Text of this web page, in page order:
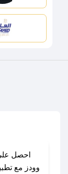
احصل
وودز مع